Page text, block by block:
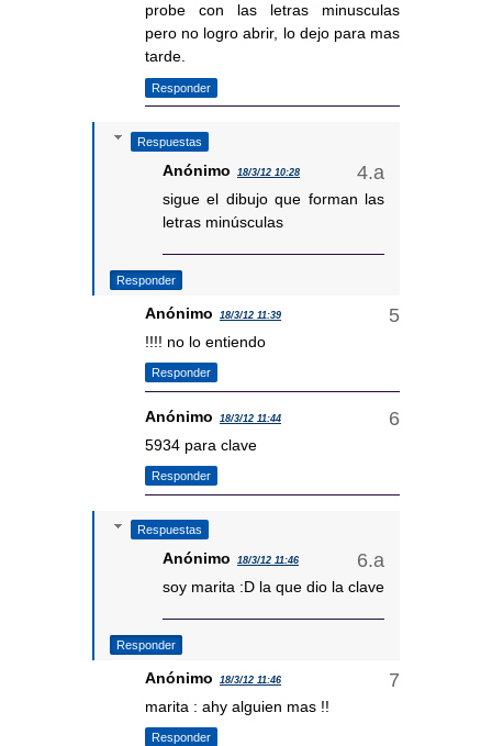
probe con las letras minusculas
pero no logro abrir, lo dejo para mas
tarde.
Responder
Respuestas
Anónimo 18/3/12 10:28
sigue el dibujo que forman las
letras minúsculas
Responder
Anónimo 18/3/12 11:39
!!!! no lo entiendo
Responder
Anónimo 18/3/12 11:44
5934 para clave
Responder
Respuestas
Anónimo 18/3/12 11:46
soy marita :D la que dio la clave
Responder
Anónimo 18/3/12 11:46
marita : ahy alguien mas !!
Responder